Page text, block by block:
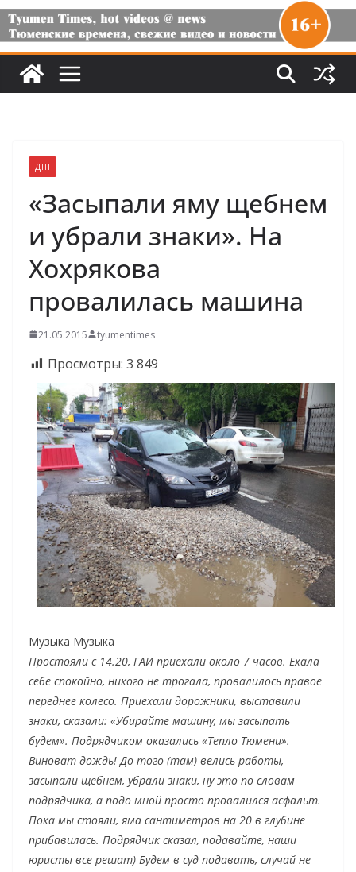
ДТП
«Засыпали яму щебнем
и убрали знаки». На
Хохрякова
провалилась машина
21.05.2015 tyumentimes
Просмотры: 3 849
Музыка Музыка
Простояли с 14.20, ГАИ приехали около 7 часов. Ехала
себе спокойно, никого не трогала, провалилось правое
переднее колесо. Приехали дорожники, выставили
знаки, сказали: «Убирайте машину, мы засыпать
будем». Подрядчиком оказались «Тепло Тюмени».
Виноват дождь! До того (там) велись работы,
засыпали щебнем, убрали знаки, ну это по словам
подрядчика, а подо мной просто провалился асфальт.
Пока мы стояли, яма сантиметров на 20 в глубине
прибавилась. Подрядчик сказал, подавайте, наши
юристы все решат) Будем в суд подавать, случай не